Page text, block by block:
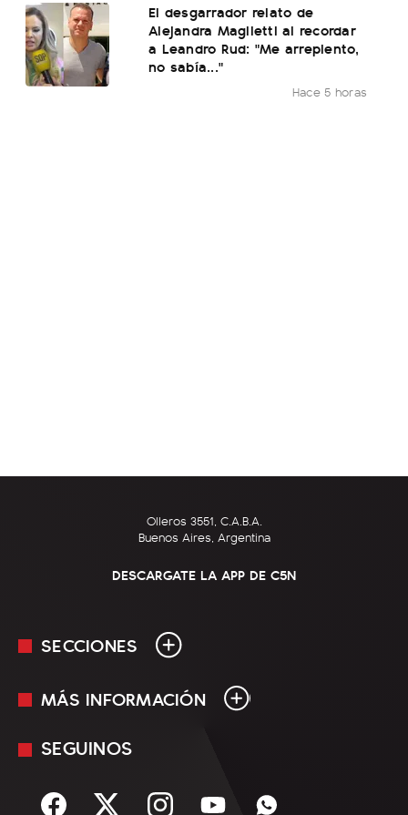
El desgarrador relato de
Alejandra Maglietti al recordar
a Leandro Rud: "Me arrepiento,
no sabía..."
Hace 5 horas
Olleros 3551, C.A.B.A.
Buenos Aires, Argentina
DESCARGATE LA APP DE C5N
SECCIONES
En Vivo
Sociedad
MÁS INFORMACIÓN
Mediakit
Términos y condiciones
SEGUINOS